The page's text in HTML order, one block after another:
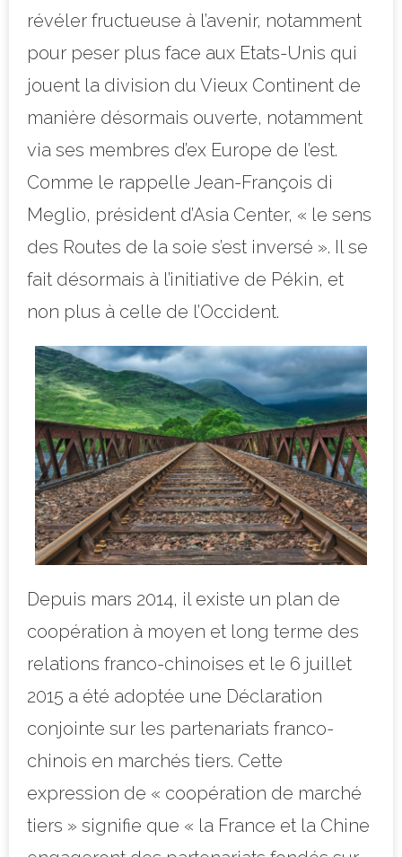
révéler fructueuse à l’avenir, notamment
pour peser plus face aux Etats-Unis qui
jouent la division du Vieux Continent de
manière désormais ouverte, notamment
via ses membres d’ex Europe de l’est.
Comme le rappelle Jean-François di
Meglio, président d’Asia Center, « le sens
des Routes de la soie s’est inversé ». Il se
fait désormais à l’initiative de Pékin, et
non plus à celle de l’Occident.
Depuis mars 2014, il existe un plan de
coopération à moyen et long terme des
relations franco-chinoises et le 6 juillet
2015 a été adoptée une Déclaration
conjointe sur les partenariats franco-
chinois en marchés tiers. Cette
expression de « coopération de marché
tiers » signifie que « la France et la Chine